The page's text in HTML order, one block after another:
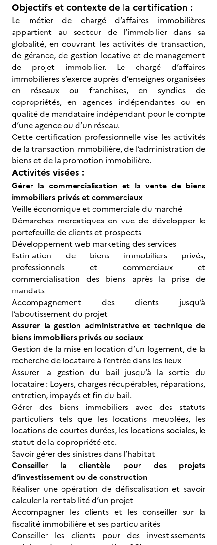
Objectifs et contexte de la certification :
Le métier de chargé d’affaires immobilières
appartient au secteur de l’immobilier dans sa
globalité, en couvrant les activités de transaction,
de gérance, de gestion locative et de management
de projet immobilier. Le chargé d’affaires
immobilières s’exerce auprès d’enseignes organisées
en réseaux ou franchises, en syndics de
copropriétés, en agences indépendantes ou en
qualité de mandataire indépendant pour le compte
d’une agence ou d’un réseau.
Cette certification professionnelle vise les activités
de la transaction immobilière, de l’administration de
biens et de la promotion immobilière.
Activités visées :
Gérer la commercialisation et la vente de biens
immobiliers privés et commerciaux
Veille économique et commerciale du marché
Démarches mercatiques en vue de développer le
portefeuille de clients et prospects
Développement web marketing des services
Estimation de biens immobiliers privés,
professionnels et commerciaux et
commercialisation des biens après la prise de
mandats
Accompagnement des clients jusqu’à
l’aboutissement du projet
Assurer la gestion administrative et technique de
biens immobiliers privés ou sociaux
Gestion de la mise en location d’un logement, de la
recherche de locataire à l’entrée dans les lieux
Assurer la gestion du bail jusqu’à la sortie du
locataire : Loyers, charges récupérables, réparations,
entretien, impayés et fin du bail.
Gérer des biens immobiliers avec des statuts
particuliers tels que les locations meublées, les
locations de courtes durées, les locations sociales, le
statut de la copropriété etc.
Savoir gérer des sinistres dans l’habitat
Conseiller la clientèle pour des projets
d’investissement ou de construction
Réaliser une opération de défiscalisation et savoir
calculer la rentabilité d’un projet
Accompagner les clients et les conseiller sur la
fiscalité immobilière et ses particularités
Conseiller les clients pour des investissements